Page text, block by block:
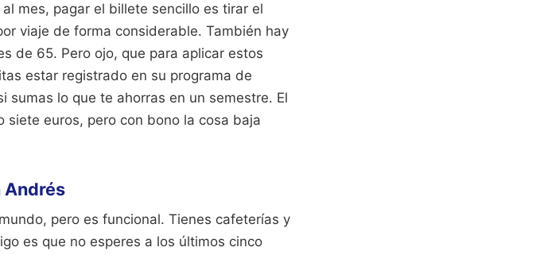
mes, pagar el billete sencillo es tirar el
viaje de forma considerable. También hay
de 65. Pero ojo, que para aplicar estos
estar registrado en su programa de
sumas lo que te ahorras en un semestre. El
euros, pero con bono la cosa baja
Andrés
pero es funcional. Tienes cafeterías y
es que no esperes a los últimos cinco